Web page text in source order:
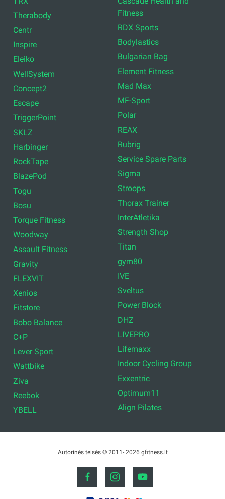
Therabody
Centr
Inspire
Eleiko
WellSystem
Concept2
Escape
TriggerPoint
SKLZ
Harbinger
RockTape
BlazePod
Togu
Bosu
Torque Fitness
Woodway
Assault Fitness
Gravity
FLEXVIT
Xenios
Fitstore
Bobo Balance
C+P
Lever Sport
Wattbike
Ziva
Reebok
YBELL
Fitness
RDX Sports
Bodylastics
Bulgarian Bag
Element Fitness
Mad Max
MF-Sport
Polar
REAX
Rubrig
Service Spare Parts
Sigma
Stroops
Thorax Trainer
InterAtletika
Strength Shop
Titan
gym80
IVE
Sveltus
Power Block
DHZ
LIVEPRO
Lifemaxx
Indoor Cycling Group
Exxentric
Optimum11
Align Pilates
Autorinės teisės © 2011- 2026 gfitness.lt